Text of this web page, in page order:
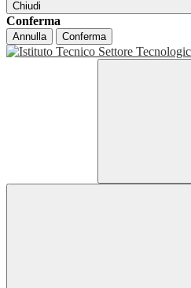
Chiudi
Conferma
Annulla Conferma